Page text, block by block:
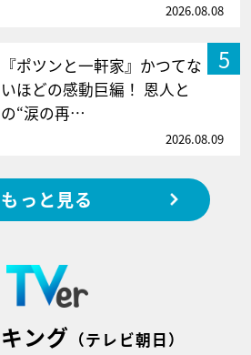
2026.08.08
5
『ポツンと一軒家』かつてな
いほどの感動巨編！ 恩人と
の“涙の再…
2026.08.09
もっと見る
ング （テレビ朝日）